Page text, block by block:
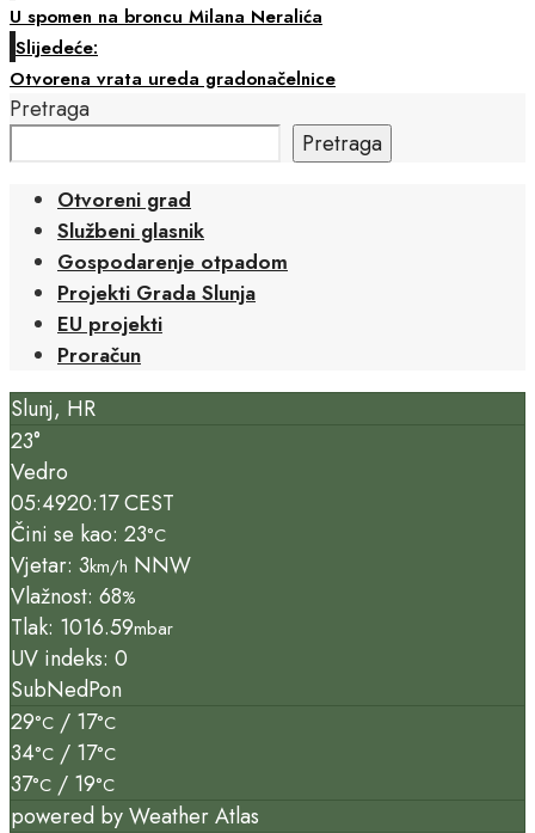
U spomen na broncu Milana Neralića
Slijedeće:
Otvorena vrata ureda gradonačelnice
Pretraga
Pretraga
Otvoreni grad
Službeni glasnik
Gospodarenje otpadom
Projekti Grada Slunja
EU projekti
Proračun
Slunj, HR
23°
Vedro
05:4920:17 CEST
Čini se kao: 23°C
Vjetar: 3km/h NNW
Vlažnost: 68%
Tlak: 1016.59mbar
UV indeks: 0
SubNedPon
29°C / 17°C
34°C / 17°C
37°C / 19°C
powered byWeather Atlas